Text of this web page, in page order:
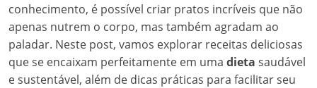
conhecimento, é possível criar pratos incríveis que não
apenas nutrem o corpo, mas também agradam ao
paladar. Neste post, vamos explorar receitas deliciosas
que se encaixam perfeitamente em uma dieta saudável
e sustentável, além de dicas práticas para facilitar seu